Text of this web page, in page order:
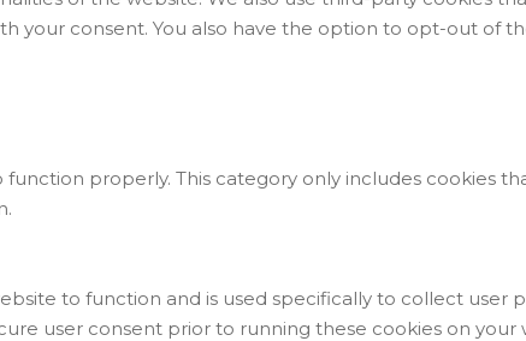
your consent. You also have the option to opt-out of
properly. This category only includes cookies
to function and is used specifically to collect user
user consent prior to running these cookies on your